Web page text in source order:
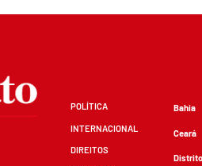
POLÍTICA
INTERNACIONAL
DIREITOS
Bahia
Ceará